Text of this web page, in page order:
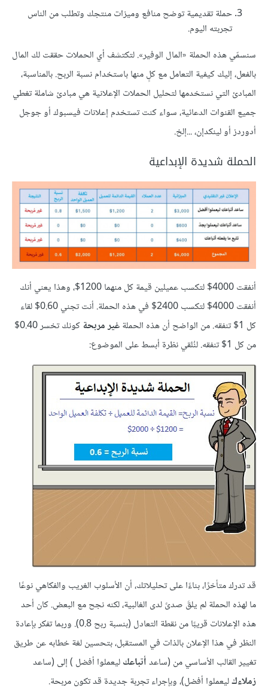
حملة تقديمية توضح منافع وميزات منتجك وتطلب من الناس
تجربته اليوم.
سنسمّي هذه الحملة «المال الوفير». لتكتشف أي الحملات حققت لك المال
بالفعل، إليك كيفية التعامل مع كلٍ منها باستخدام نسبة الربح. بالمناسبة،
المبادئ التي نستخدمها لتحليل الحملات الإعلانية هي مبادئ شاملة تغطي
جميع القنوات الدعائية، سواء كنت تستخدم إعلانات فيسبوك أو جوجل
أدوردز أو لينكدإن، ...إلخ.
الحملة شديدة الإبداعية
أنفقت 4000$ لتكسب عميلين قيمة كل منهما 1200$، وهذا يعني أنك
أنفقت 4000$ لتكسب 2400$ في هذه الحملة. أنت تجني 0.60$ لقاء
كل 1$ تنفقه. من الواضح أن هذه الحملة
غير مربحة
كونك تخسر 0.40$
من كل 1$ تنفقه. لنُلقي نظرة أبسط على الموضوع:
قد تدرك متأخرًا، بناءًا على تحليلاتك، أن الأسلوب الغريب والفكاهي نوعًا
ما لهذه الحملة لم يلقَ صدىً لدى الغالبية، لكنه نجح مع البعض. كان أحد
هذه الإعلانات قريبًا من نقطة التعادل (بنسبة ربح 0.8). وربما تفكر بإعادة
النظر في هذا الإعلان بالذات في المستقبل، بتحسين لغة خطابه عن طريق
تغيير القالب الأساسي من (ساعدأتباعكليعملوا أفضل ) إلى (ساعد
زملاءكليعملوا أفضل)، وبإجراء تجربة جديدة قد تكون مربحة.